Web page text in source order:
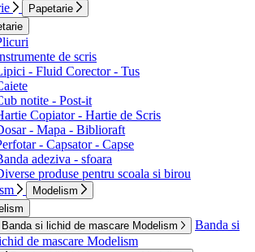
Papetarie
de scris
- Fluid Corector - Tus
notite - Post-it
Copiator - Hartie de Scris
- Mapa - Biblioraft
- Capsator - Capse
adeziva - sfoara
produse pentru scoala si birou
Modelism
Banda si lichid de mascare Modelism
Banda si
de mascare Modelism